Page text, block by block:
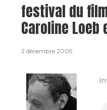
festival du
Caroline
2 décembre 2009